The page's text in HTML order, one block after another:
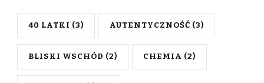
40 LATKI (3) AUTENTYCZNOŚĆ (3)
BLISKI WSCHÓD (2) CHEMIA (2)